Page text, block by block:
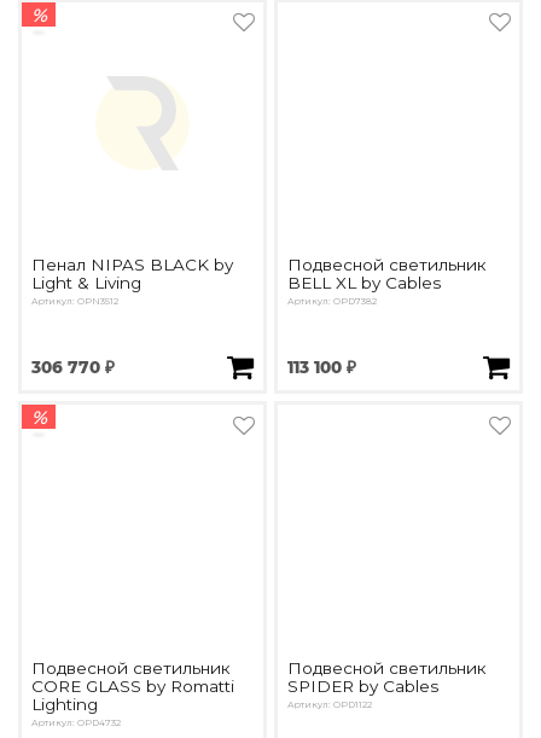
%
Пенал NIPAS BLACK by
Light & Living
Артикул: OPN3512
306 770 ₽
Подвесной светильник
BELL XL by Cables
Артикул: OPD7382
113 100 ₽
%
Подвесной светильник
CORE GLASS by Romatti
Lighting
Артикул: OPD4732
Подвесной светильник
SPIDER by Cables
Артикул: OPD1122